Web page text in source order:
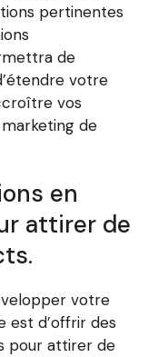
pertinentes
de
votre
vos
de
en
attirer de
votre
est d’offrir des
pour attirer de